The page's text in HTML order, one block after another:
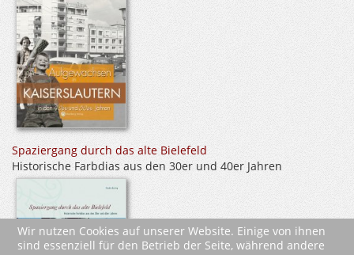
Spaziergang durch das alte Bielefeld
Historische Farbdias aus den 30er und 40er Jahren
Wir nutzen Cookies auf unserer Website. Einige von ihnen
sind essenziell für den Betrieb der Seite, während andere